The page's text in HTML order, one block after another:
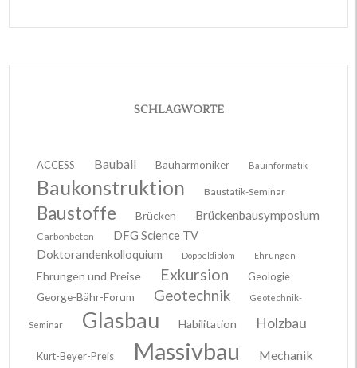
SCHLAGWORTE
ACCESS Bauball Bauharmoniker Bauinformatik
Baukonstruktion Baustatik-Seminar
Baustoffe Brücken Brückenbausymposium
Carbonbeton
DFG Science TV
Doktorandenkolloquium
Doppeldiplom Ehrungen
Ehrungen und Preise Exkursion
Geologie
George-Bähr-Forum
Geotechnik Geotechnik-
Seminar Glasbau Habilitation Holzbau
Kurt-Beyer-Preis Massivbau Mechanik